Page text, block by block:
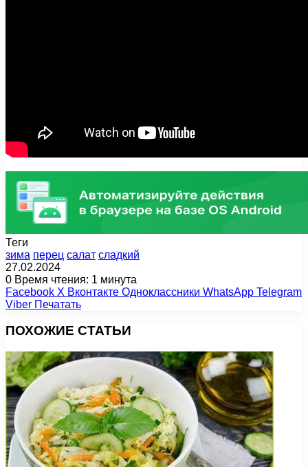
Теги
зима перец салат сладкий
27.02.2024
0 Время чтения: 1 минута
Facebook X Вконтакте Одноклассники WhatsApp Telegram
Viber Печатать
ПОХОЖИЕ СТАТЬИ